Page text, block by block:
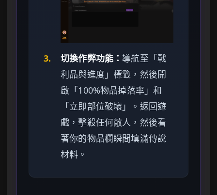
3. 切換作弊功能： 導航至「戰
利品與進度」標籤，然後開
啟「100%物品掉落率」和
「立即部位破壞」。返回遊
戲，擊殺任何敵人，然後看
著你的物品欄瞬間填滿傳說
材料。